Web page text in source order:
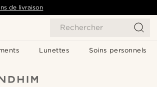
Rechercher
Lunettes Soins personnels
de livraison